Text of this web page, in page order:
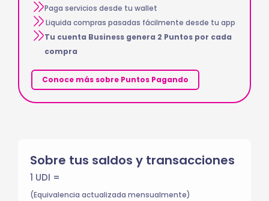
Paga servicios desde tu wallet
Liquida compras pasadas fácilmente desde tu app
Tu cuenta Business genera 2 Puntos por cada
compra
Conoce más sobre Puntos Pagando
Sobre tus saldos y transacciones
1 UDI =
(Equivalencia actualizada mensualmente)